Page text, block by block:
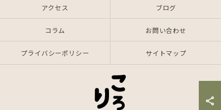
アクセス ブログ
コラム お問い合わせ
プライバシーポリシー サイトマップ